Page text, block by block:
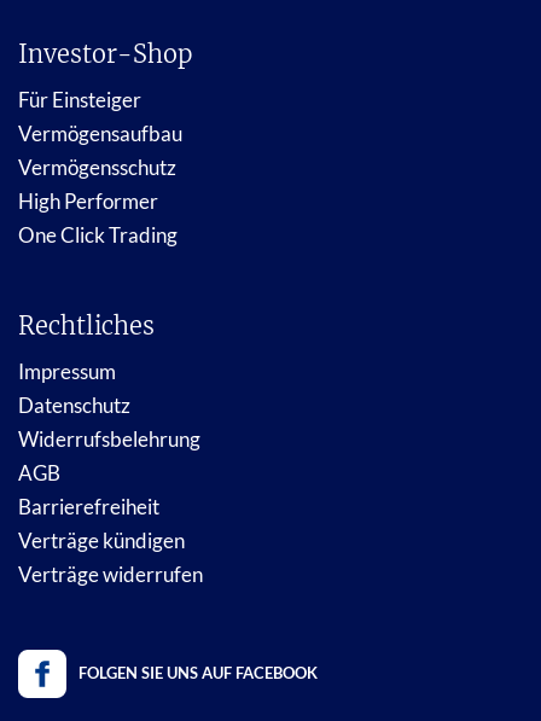
Investor-Shop
Für Einsteiger
Vermögensaufbau
Vermögensschutz
High Performer
One Click Trading
Rechtliches
Impressum
Datenschutz
Widerrufsbelehrung
AGB
Barrierefreiheit
Verträge kündigen
Verträge widerrufen
FOLGEN SIE UNS AUF FACEBOOK